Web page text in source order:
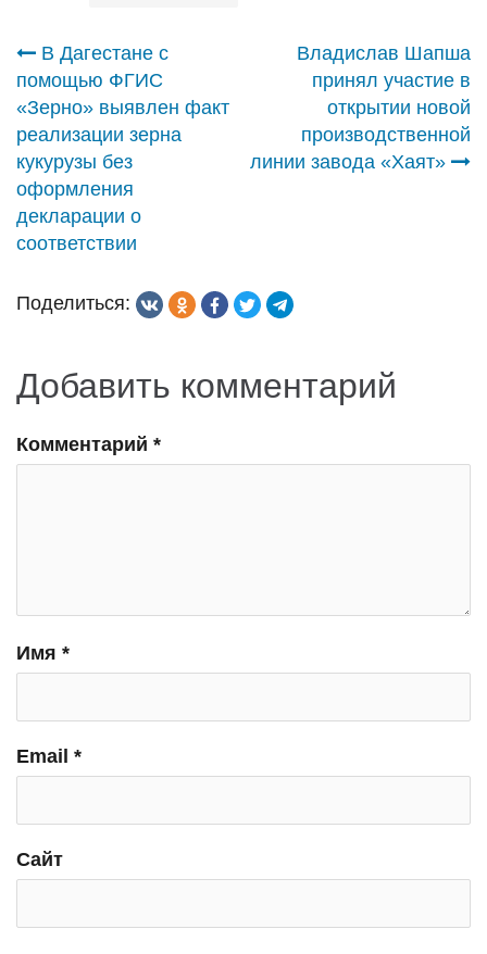
Навигация
по
записям
В Дагестане с
помощью ФГИС
«Зерно» выявлен факт
реализации зерна
кукурузы без
оформления
декларации о
соответствии
Владислав Шапша
принял участие в
открытии новой
производственной
линии завода «Хаят»
Поделиться:
Добавить комментарий
Комментарий *
Имя *
Email *
Сайт